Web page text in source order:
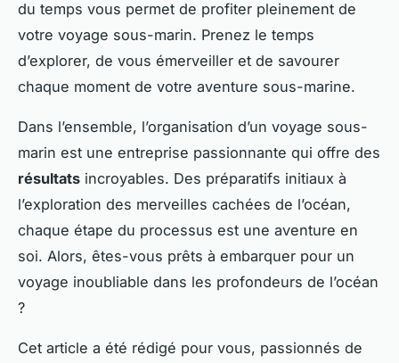
du temps vous permet de profiter pleinement de
votre voyage sous-marin. Prenez le temps
d’explorer, de vous émerveiller et de savourer
chaque moment de votre aventure sous-marine.
Dans l’ensemble, l’organisation d’un voyage sous-
marin est une entreprise passionnante qui offre des
résultats incroyables. Des préparatifs initiaux à
l’exploration des merveilles cachées de l’océan,
chaque étape du processus est une aventure en
soi. Alors, êtes-vous prêts à embarquer pour un
voyage inoubliable dans les profondeurs de l’océan
?
Cet article a été rédigé pour vous, passionnés de